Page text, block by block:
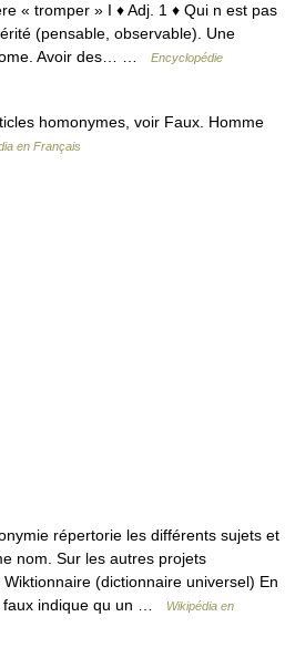
« tromper » I ♦ Adj. 1 ♦ Qui n est pas
(pensable, observable). Une
Avoir des… …
Encyclopédie
homonymes, voir Faux. Homme
en Français
répertorie les différents sujets et
nom. Sur les autres projets
(dictionnaire universel) En
faux indique qu un …
Wikipédia en